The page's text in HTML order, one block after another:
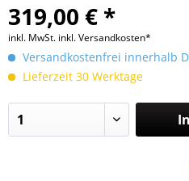
319,00 € *
inkl. MwSt. inkl. Versandkosten*
Versandkostenfrei innerhalb
Lieferzeit 30 Werktage